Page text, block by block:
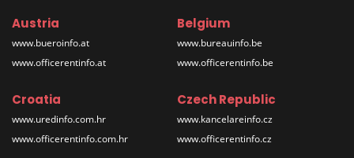
Austria
www.bueroinfo.at
www.officerentinfo.at
Belgium
www.bureauinfo.be
www.officerentinfo.be
Croatia
www.uredinfo.com.hr
www.officerentinfo.com.hr
Czech Republic
www.kancelareinfo.cz
www.officerentinfo.cz